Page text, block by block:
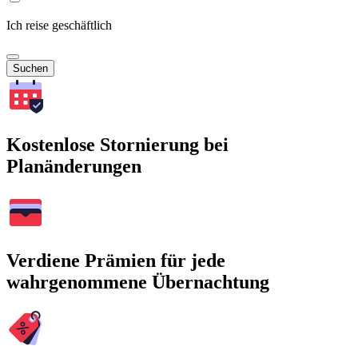
Ich reise geschäftlich
Suchen
Kostenlose Stornierung bei
Planänderungen
Verdiene Prämien für jede
wahrgenommene Übernachtung